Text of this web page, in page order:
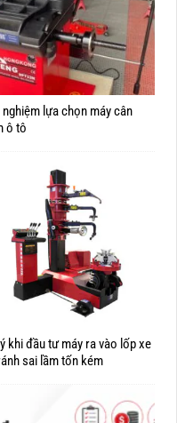
nghiệm lựa chọn máy cân
ô tô
khi đầu tư máy ra vào lốp xe
sai lầm tốn kém